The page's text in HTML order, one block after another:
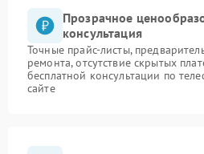
Прозрачное
консультация
Точные прайс-листы,
ремонта, отсутствие скрытых
бесплатной консультации по
сайте